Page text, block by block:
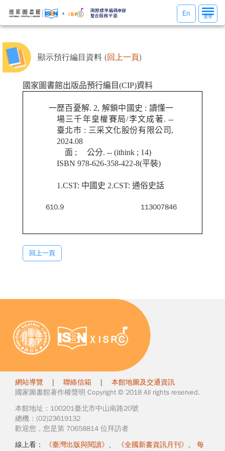
選
單
選單
En
顯示預行編目資料 (回上一頁)
國家圖書館出版品預行編目(CIP)資料
一歷百憂解. 2, 解鎖中國史 : 讀懂一
場三千年皇權賽局/李文成著. --
臺北市 : 三采文化股份有限公司,
2024.08
面 ; 公分. -- (ithink ; 14)
ISBN 978-626-358-422-8(平裝)
1.CST: 中國史 2.CST: 通俗史話
610.9 113007846
回上一頁
網站導覽 | 聯絡信箱 | 本館地圖及交通資訊
國家圖書館著作權聲明 Copyright © 2018 All rights reserved.
本館地址：100201臺北市中山南路20號
總機：(02)23619132
歡迎您，您是第 70658814 位拜訪者
線上看：
《臺灣出版與閱讀》 、 《全國新書資訊月刊》 、 每